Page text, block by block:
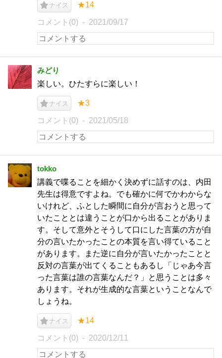
ナイス ★14
コメント(0) 2021/09/17
みどり
楽しい。ひたすらに楽しい！
ナイス ★3
コメント(0) 2021/05/18
tokko
講義で喋ることを細かく決めずに話すのは、内田
先生は得意ですよね。でも確かに何でかわからな
いけれど、ふとした瞬間に自分が言おうと思って
いたこととは違うことが口から出ることがありま
す。そして意外とそうして口にした言葉の方が自
分の言いたかったことの本質を言い得ていること
があります。また逆に自分が言いたかったことと
反対の言葉が出てくることもあるし「じゃあ今言
った言葉は誰の言葉なんだ？」と思うことは多々
あります。それが生成的な言葉ということなんで
しょうね。
ナイス ★14
コメント(0) 2020/12/11